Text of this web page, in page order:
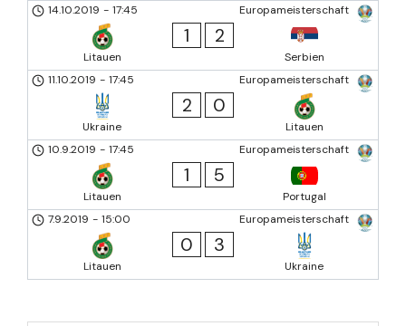
Europameisterschaft
14.10.2019 - 17:45
Litauen
1 2
Serbien
Europameisterschaft
11.10.2019 - 17:45
Ukraine
2 0
Litauen
Europameisterschaft
10.9.2019 - 17:45
Litauen
1 5
Portugal
Europameisterschaft
7.9.2019 - 15:00
Litauen
0 3
Ukraine